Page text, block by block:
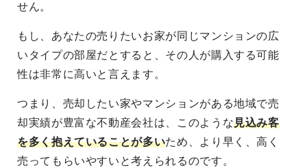
せん。
もし、あなたの売りたいお家が同じマンションの広
いタイプの部屋だとすると、その人が購入する可能
性は非常に高いと言えます。
つまり、売却したい家やマンションがある地域で売
却実績が豊富な不動産会社は、このような見込み客
を多く抱えていることが多いため、より早く、高く
売ってもらいやすいと考えられるのです。